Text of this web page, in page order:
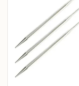
Over wolder